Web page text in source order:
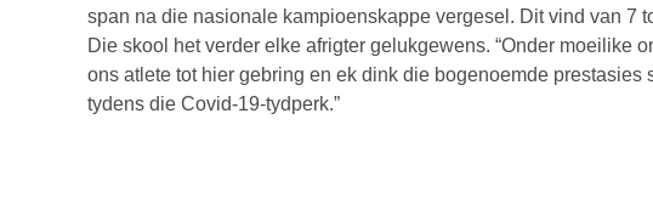
span na die nasionale kampioenskappe vergesel. Dit vind van 7
Die skool het verder elke afrigter gelukgewens. “Onder moeilike
ons atlete tot hier gebring en ek dink die bogenoemde prestasies
tydens die Covid-19-tydperk.”